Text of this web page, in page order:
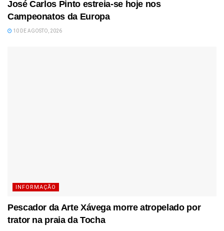
José Carlos Pinto estreia-se hoje nos
Campeonatos da Europa
10 DE AGOSTO, 2026
INFORMAÇÃO
Pescador da Arte Xávega morre atropelado por
trator na praia da Tocha